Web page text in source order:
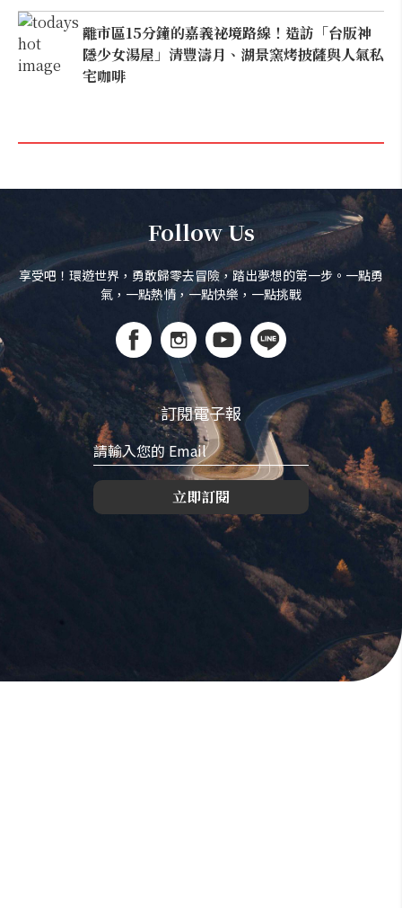
離市區15分鐘的嘉義祕境路線！造訪「台版神
隱少女湯屋」清豐濤月、湖景窯烤披薩與人氣私
宅咖啡
Follow Us
享受吧！環遊世界，勇敢歸零去冒險，踏出夢想的第一步。一點勇
氣，一點熱情，一點快樂，一點挑戰
訂閱電子報
立即訂閱